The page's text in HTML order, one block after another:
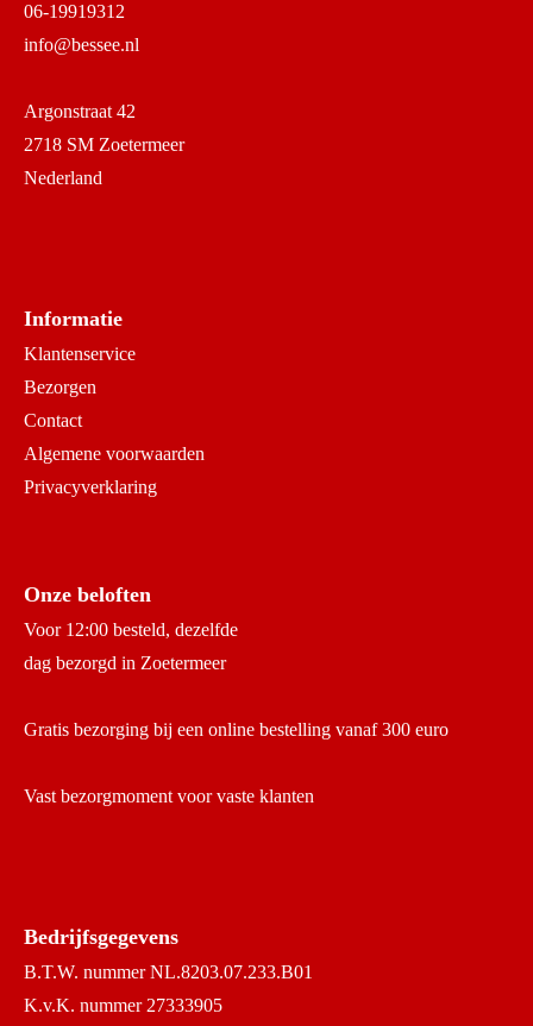
06-19919312
info@bessee.nl
Argonstraat 42
2718 SM Zoetermeer
Nederland
Informatie
Klantenservice
Bezorgen
Contact
Algemene voorwaarden
Privacyverklaring
Onze beloften
Voor 12:00 besteld, dezelfde
dag bezorgd in Zoetermeer
Gratis bezorging bij een online bestelling vanaf 300 euro
Vast bezorgmoment voor vaste klanten
Bedrijfsgegevens
B.T.W. nummer NL.8203.07.233.B01
K.v.K. nummer 27333905